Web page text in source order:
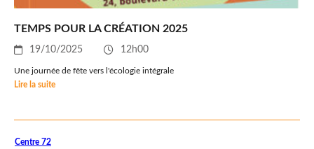
TEMPS POUR LA CRÉATION 2025
19/10/2025 12h00
Une journée de fête vers l'écologie intégrale
Lire la suite
Centre 72